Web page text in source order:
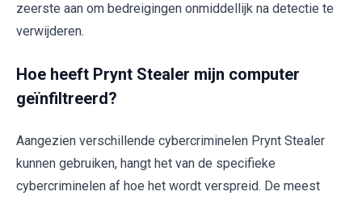
zeerste aan om bedreigingen onmiddellijk na detectie te
verwijderen.
Hoe heeft Prynt Stealer mijn computer
geïnfiltreerd?
Aangezien verschillende cybercriminelen Prynt Stealer
kunnen gebruiken, hangt het van de specifieke
cybercriminelen af hoe het wordt verspreid. De meest